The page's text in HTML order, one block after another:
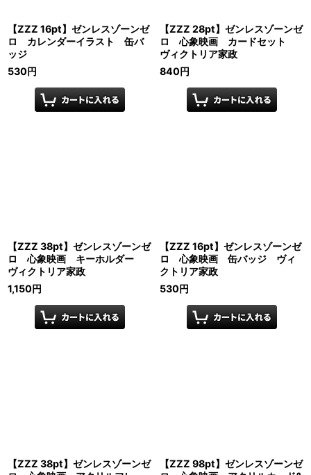
【ZZZ 16pt】ゼンレスゾーンゼ
ロ カレンダーイラスト 缶バ
ッジ
530円
【ZZZ 28pt】ゼンレスゾーンゼ
ロ 心象映画 カードセット
ヴィクトリア家政
840円
【ZZZ 38pt】ゼンレスゾーンゼ
ロ 心象映画 キーホルダー
ヴィクトリア家政
1,150円
【ZZZ 16pt】ゼンレスゾーンゼ
ロ 心象映画 缶バッジ ヴィ
クトリア家政
530円
【ZZZ 38pt】ゼンレスゾーンゼ
【ZZZ 98pt】ゼンレスゾーンゼ